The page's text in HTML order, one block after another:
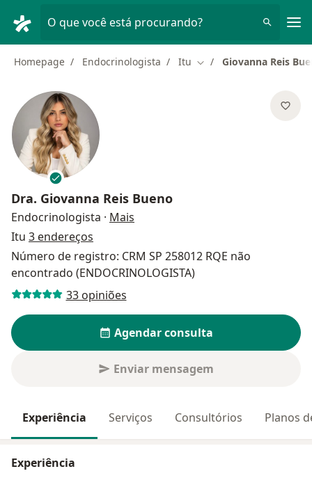
O que você está procurando?
Homepage Endocrinologista Itu Mudar de cidade
Giovanna Reis
Dra. Giovanna Reis Bueno
Endocrinologista · Mais
Itu 3 endereços
Número de registro: CRM SP 258012 RQE não
encontrado (ENDOCRINOLOGISTA)
33 opiniões
Agendar consulta
Enviar mensagem
Experiência Serviços Consultórios Planos
Experiência